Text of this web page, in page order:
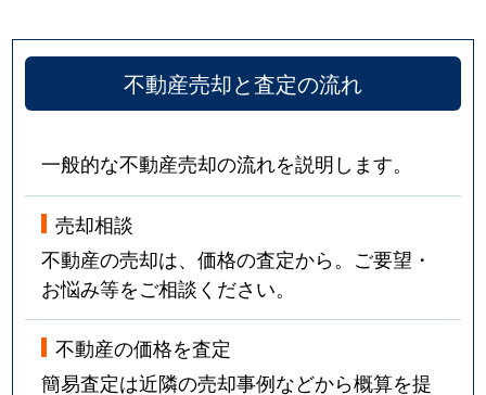
不動産売却と査定の流れ
一般的な不動産売却の流れを説明します。
売却相談
不動産の売却は、価格の査定から。ご要望・
お悩み等をご相談ください。
不動産の価格を査定
簡易査定は近隣の売却事例などから概算を提